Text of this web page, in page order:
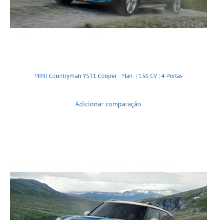
MINI Countryman YS31 Cooper | Man. | 136 CV | 4 Portas
Adicionar comparação